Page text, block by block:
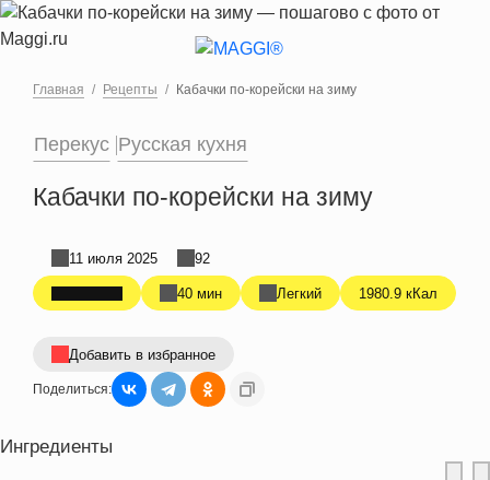
Перейти к основному содержанию
Главная Рецепты Кабачки по-корейски на зиму
Перекус Русская кухня
Кабачки по-корейски на зиму
40 мин Легкий 1980.9 кКал
11 июля 2025 92
Добавить в избранное
Поделиться:
Ингредиенты